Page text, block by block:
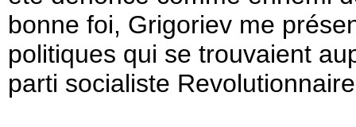
bonne foi, Grigoriev me
politiques qui se trouvaient
parti socialiste